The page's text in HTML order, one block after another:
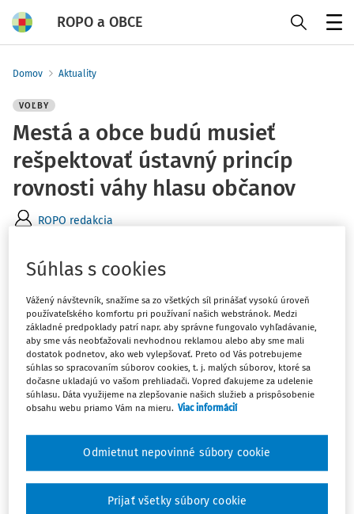
ROPO a OBCE
Domov Aktuality
VOĽBY
Mestá a obce budú musieť
rešpektovať ústavný princíp
rovnosti váhy hlasu občanov
ROPO redakcia
1 minúta čítania
nesúlade časti zákona o hlavnom meste Bratislave s
Ústavou SR to uviedol predseda Združenia miest a obcí
Slovenska Jozef Božik.
Nesúlad s ústavou, ale i Medzinárodným paktom o
občianskych a politických právach skonštatoval Ústavný
poslancov volených v jednotlivých mestských častiach určí
mestské zastupiteľstvo podľa podielu počtu obyvateľov
mestskej časti na celkovom počte obyvateľov hlavného
mesta, pričom každá z nich má v mestskom zastupiteľstve
Súhlas s cookies
Vážený návštevník, snažíme sa zo všetkých síl prinášať vysokú úroveň
používateľského komfortu pri používaní našich webstránok. Medzi
základné predpoklady patrí napr. aby správne fungovalo vyhľadávanie,
aby sme vás neobťažovali nevhodnou reklamou alebo aby sme mali
dostatok podnetov, ako web vylepšovať. Preto od Vás potrebujeme
súhlas so spracovaním súborov cookies, t. j. malých súborov, ktoré sa
dočasne ukladajú vo vašom prehliadači. Vopred ďakujeme za udelenie
súhlasu. Dáta využijeme na zlepšovanie našich služieb a prispôsobenie
obsahu webu priamo Vám na mieru. Viac informácií
Odmietnut nepovinné súbory cookie
Prijať všetky súbory cookie